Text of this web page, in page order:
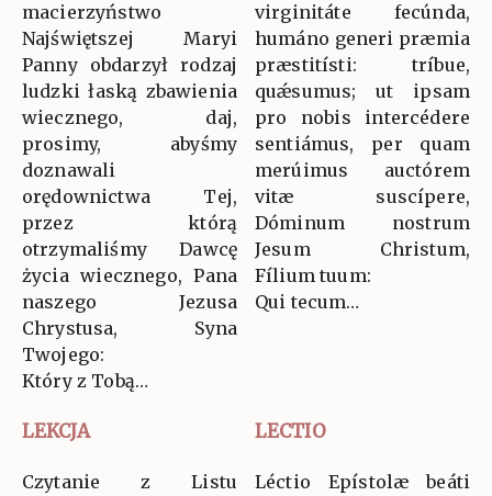
macierzyństwo
Najświętszej Maryi
Panny obdarzył rodzaj
ludzki łaską zbawienia
wiecznego, daj,
prosimy, abyśmy
doznawali
orędownictwa Tej,
przez którą
otrzymaliśmy Dawcę
życia wiecznego, Pana
naszego Jezusa
Chrystusa, Syna
Twojego:
Który z Tobą…
virginitáte fecúnda,
humáno generi præmia
præstitísti: tríbue,
quǽsumus; ut ipsam
pro nobis intercédere
sentiámus, per quam
merúimus auctórem
vitæ suscípere,
Dóminum nostrum
Jesum Christum,
Fílium tuum:
Qui tecum…
LEKCJA LECTIO
Czytanie z Listu
Léctio Epístolæ beáti